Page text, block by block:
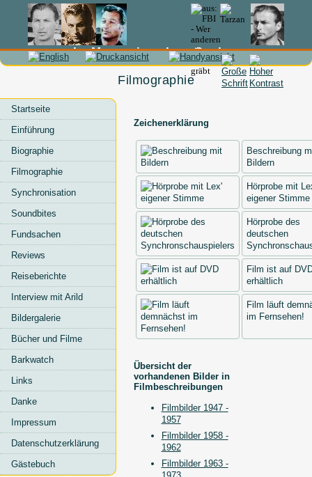
In Memoriam Lex Barker
Filmographie
Startseite
Einführung
Biographie
Filmographie
Synchronisation
Soundbites
Fundsachen
Reviews
Reiseberichte
Interview mit Arild
Bildergalerie
Bücher und Filme
Barkwatch
Links
Danke
Impressum
Datenschutzerklärung
Gästebuch
Zeichenerklärung
Beschreibung
Bildern
Hörprobe mit
eigener Stimme
Hörprobe des
deutschen
Film ist auf
erhältlich
Film läuft
im Fernsehen!
Übersicht der
vorhandenen Bilder in
Filmbeschreibungen
Filmbilder 1947 -
1957
Filmbilder 1958 -
1962
Filmbilder 1963 -